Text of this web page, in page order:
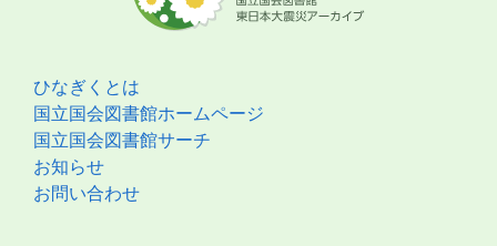
ひなぎくとは
国立国会図書館ホームページ
国立国会図書館サーチ
お知らせ
お問い合わせ